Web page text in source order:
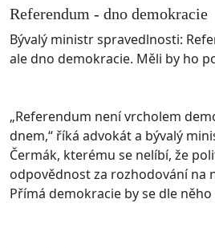
Referendum - dno demokracie
Bývalý ministr spravedlnosti:
ale dno demokracie. Měli by ho
„Referendum není vrcholem
dnem,“ říká advokát a bývalý
Čermák, kterému se nelíbí, že
odpovědnost za rozhodování na
Přímá demokracie by se dle něho